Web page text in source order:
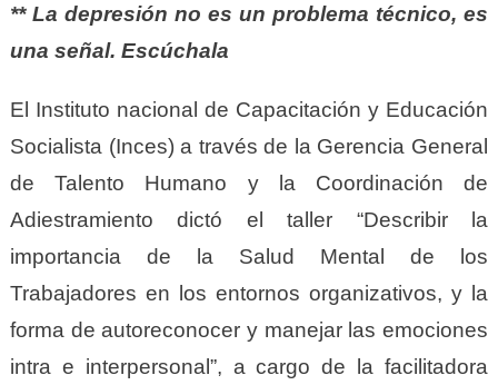
** La depresión no es un problema técnico, es
una señal. Escúchala
El Instituto nacional de Capacitación y Educación
Socialista (Inces) a través de la Gerencia General
de Talento Humano y la Coordinación de
Adiestramiento dictó el taller “Describir la
importancia de la Salud Mental de los
Trabajadores en los entornos organizativos, y la
forma de autoreconocer y manejar las emociones
intra e interpersonal”, a cargo de la facilitadora